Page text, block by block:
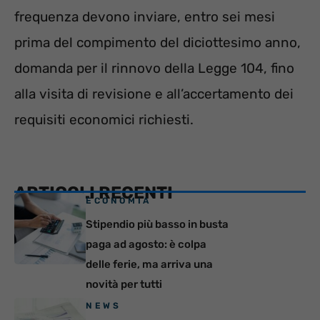
frequenza devono inviare, entro sei mesi
prima del compimento del diciottesimo anno,
domanda per il rinnovo della Legge 104, fino
alla visita di revisione e all’accertamento dei
requisiti economici richiesti.
ARTICOLI RECENTI
ECONOMIA
Stipendio più basso in busta
paga ad agosto: è colpa
delle ferie, ma arriva una
novità per tutti
NEWS